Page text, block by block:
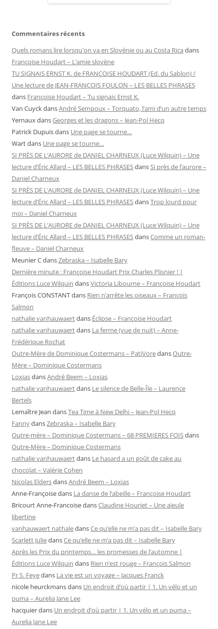
Commentaires récents
Quels romans lire lorsqu'on va en Slovénie ou au Costa Rica dans
Françoise Houdart – L’amie slovène
TU SIGNAIS ERNST K. de FRANÇOISE HOUDART (Ed. du Sablon) /
Une lecture de JEAN-FRANÇOIS FOULON – LES BELLES PHRASES
dans Françoise Houdart – Tu signais Ernst K.
Van CuyckdansAndré Sempoux – Torquato, l’ami d’un autre temps
YernauxdansGeorges et les dragons – Jean-Pol Hecq
Patrick Dupuisdans Une page se tourne…
Wartdans Une page se tourne…
SI PRÈS DE L’AURORE de DANIEL CHARNEUX (Luce Wilquin) – Une
lecture d’Éric Allard – LES BELLES PHRASESdansSi près de l’aurore –
Daniel Charneux
SI PRÈS DE L’AURORE de DANIEL CHARNEUX (Luce Wilquin) – Une
lecture d’Éric Allard – LES BELLES PHRASESdansTrop lourd pour
moi – Daniel Charneux
SI PRÈS DE L’AURORE de DANIEL CHARNEUX (Luce Wilquin) – Une
lecture d’Éric Allard – LES BELLES PHRASESdansComme un roman-
fleuve – Daniel Charneux
Meunier CdansZebraska – Isabelle Bary
Dernière minute : Françoise Houdart Prix Charles Plisnier ! |
Éditions Luce Wilquin dansVictoria Libourne – Françoise Houdart
François CONSTANTdans Rien n’arrête les oiseaux – François
Salmon
nathalie vanhauwaertdans Éclipse – Françoise Houdart
nathalie vanhauwaertdans La ferme (vue de nuit) – Anne-
Frédérique Rochat
Outre-Mère de Dominique Costermans – PatiVoredansOutre-
Mère – Dominique Costermans
LoxiasdansAndré Beem – Loxias
nathalie vanhauwaertdans Le silence de Belle-Île – Laurence
Bertels
Lemaître Jean dansTea Time à New Delhi – Jean-Pol Hecq
FannydansZebraska – Isabelle Bary
Outre-mère – Dominique Costermans – 68 PREMIERES FOISdans
Outre-Mère – Dominique Costermans
nathalie vanhauwaertdans Le hasard a un goût de cake au
chocolat – Valérie Cohen
Nicolas EldersdansAndré Beem – Loxias
Anne-Françoisedans La danse de l’abeille – Françoise Houdart
Bricourt Anne-FrancoisedansClaudine Houriet – Une aïeule
libertine
vanhauwaert nathaledansCe qu’elle ne m’a pas dit – Isabelle Bary
Scarlett JuliedansCe qu’elle ne m’a pas dit – Isabelle Bary
Après les Prix du printemps… les promesses de l’automne |
Éditions Luce Wilquin dans Rien n’est rouge – François Salmon
Pr S. Feyedans La vie est un voyage – Jacques Franck
nicole heurckmansdans Un endroit d’où partir | 1. Un vélo et un
puma – Aurelia Jane Lee
hacquierdans Un endroit d’où partir | 1. Un vélo et un puma –
Aurelia Jane Lee